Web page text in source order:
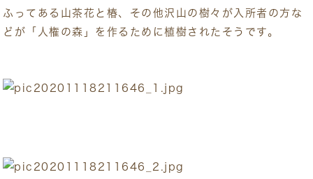
ふってある山茶花と椿、その他沢山の樹々が入所者の方な
どが「人権の森」を作るために植樹されたそうです。